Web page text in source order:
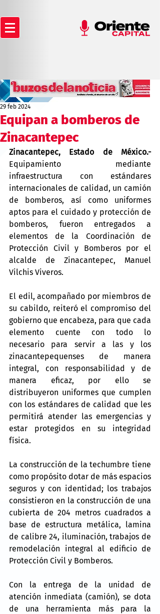
Equipan a bomberos de
Zinacantepec
29 feb 2024
Zinacantepec, Estado de México.-
Equipamiento mediante
infraestructura con estándares
internacionales de calidad, un camión
de bomberos, así como uniformes
aptos para el cuidado y protección de
bomberos, fueron entregados a
elementos de la Coordinación de
Protección Civil y Bomberos por el
alcalde de Zinacantepec, Manuel
Vilchis Viveros.
El edil, acompañado por miembros de
su cabildo, reiteró el compromiso del
gobierno que encabeza, para que cada
elemento cuente con todo lo
necesario para servir a las y los
zinacantepequenses de manera
integral, con responsabilidad y de
manera eficaz, por ello se
distribuyeron uniformes que cumplen
con los estándares de calidad que les
permitirá atender las emergencias y
estar protegidos en su integridad
física.
La construcción de la techumbre tiene
como propósito dotar de más espacios
seguros y con identidad; los trabajos
consistieron en la construcción de una
cubierta de 204 metros cuadrados a
base de estructura metálica, lamina
de calibre 24, iluminación, trabajos de
remodelación integral al edificio de
Protección Civil y Bomberos.
Con la entrega de la unidad de
atención inmediata (camión), se dota
de una herramienta más para la